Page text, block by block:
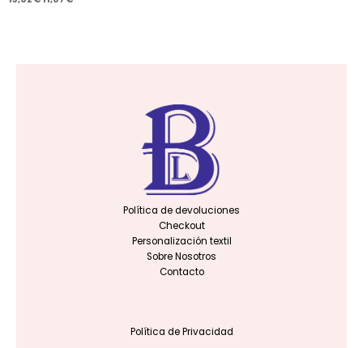
Política de devoluciones
Checkout
Personalización textil
Sobre Nosotros
Contacto
Política de Privacidad